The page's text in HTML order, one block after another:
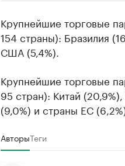
Крупнейшие
Ознакомьтесь с информацией в
Крупнейшие торговые
154 страны): Бразилия
США (5,4%).
Крупнейшие торговые
95 стран): Китай
(9,0%) и страны ЕС
АвторыТеги